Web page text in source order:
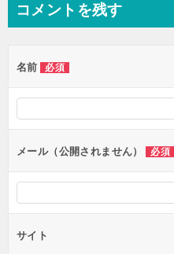
ビ
ー
シ
ョ
ン
コメントを残す
名前 必須
メール（公開されません） 必須
サイト